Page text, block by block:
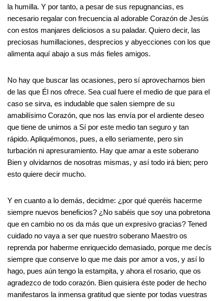
la humilla. Y por tanto, a pesar de sus repugnancias, es
necesario regalar con frecuencia al adorable Corazón de Jesús
con estos manjares deliciosos a su paladar. Quiero decir, las
preciosas humillaciones, desprecios y abyecciones con los que
alimenta aquí abajo a sus más fieles amigos.
No hay que buscar las ocasiones, pero sí aprovecharnos bien
de las que Él nos ofrece. Sea cual fuere el medio de que para el
caso se sirva, es indudable que salen siempre de su
amabilísimo Corazón, que nos las envía por el ardiente deseo
que tiene de unirnos a Sí por este medio tan seguro y tan
rápido. Apliquémonos, pues, a ello seriamente, pero sin
turbación ni apresuramiento. Hay que amar a este soberano
Bien y olvidarnos de nosotras mismas, y así todo irá bien; pero
esto quiere decir mucho.
Y en cuanto a lo demás, decidme: ¿por qué queréis hacerme
siempre nuevos beneficios? ¿No sabéis que soy una pobretona
que en cambio no os da más que un expresivo gracias? Tened
cuidado no vaya a ser que nuestro soberano Maestro os
reprenda por haberme enriquecido demasiado, porque me decís
siempre que conserve lo que me dais por amor a vos, y así lo
hago, pues aún tengo la estampita, y ahora el rosario, que os
agradezco de todo corazón. Bien quisiera éste poder de hecho
manifestaros la inmensa gratitud que siente por todas vuestras